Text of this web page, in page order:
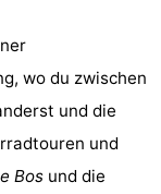
wo du zwischen
und die
und
Bos und die